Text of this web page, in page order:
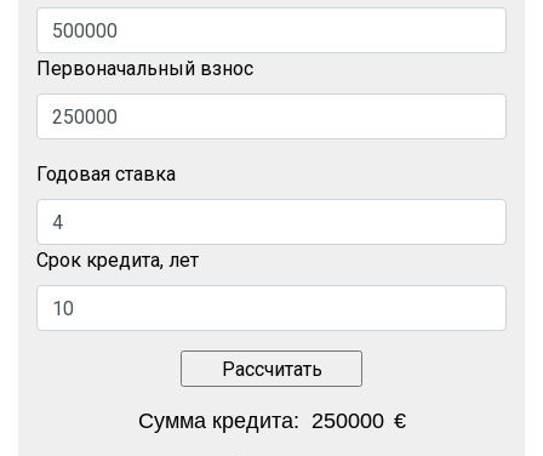
Первоначальный взнос
Годовая ставка
Срок кредита, лет
Сумма кредита: 250000 €